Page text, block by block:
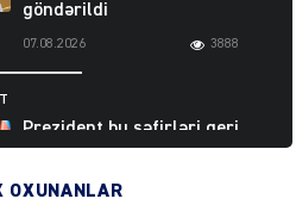
göndərildi
07.08.2026 3888
Prezident bu səfirləri geri
çağırdı – Abel
OXUNANLAR